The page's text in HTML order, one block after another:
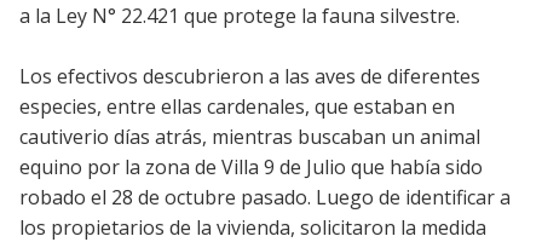
a la Ley N° 22.421 que protege la fauna silvestre.
Los efectivos descubrieron a las aves de diferentes
especies, entre ellas cardenales, que estaban en
cautiverio días atrás, mientras buscaban un animal
equino por la zona de Villa 9 de Julio que había sido
robado el 28 de octubre pasado. Luego de identificar a
los propietarios de la vivienda, solicitaron la medida